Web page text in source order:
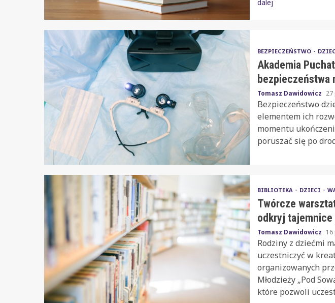
dalej
BEZPIECZEŃSTWO
Akademia
bezpieczeństwa
Tomasz Dawidowicz 27
Bezpieczeństwo
elementem ich
momentu
poruszać się po
BIBLIOTEKA DZIECI
Twórcze
odkryj tajemnice
Tomasz Dawidowicz 16
Rodziny z dziećmi
uczestniczyć w
organizowanych
Młodzieży „Pod
które pozwoli